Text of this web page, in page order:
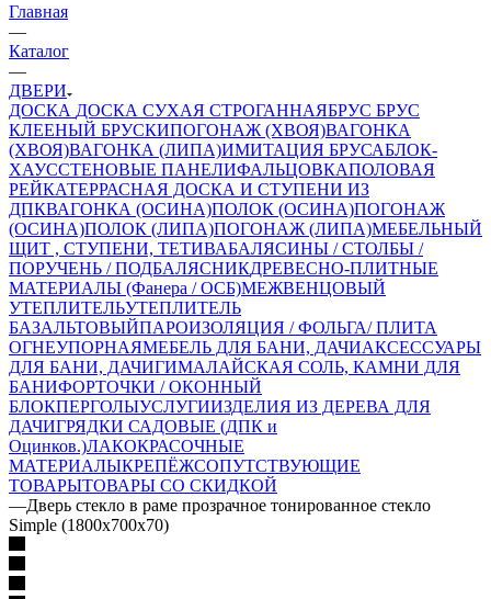
Главная
—
Каталог
—
ДВЕРИ
ДОСКА ДОСКА СУХАЯ СТРОГАННАЯБРУС БРУС
КЛЕЕНЫЙ БРУСКИПОГОНАЖ (ХВОЯ)ВАГОНКА
(ХВОЯ)ВАГОНКА (ЛИПА)ИМИТАЦИЯ БРУСАБЛОК-
ХАУССТЕНОВЫЕ ПАНЕЛИФАЛЬЦОВКАПОЛОВАЯ
РЕЙКАТЕРРАСНАЯ ДОСКА И СТУПЕНИ ИЗ
ДПКВАГОНКА (ОСИНА)ПОЛОК (ОСИНА)ПОГОНАЖ
(ОСИНА)ПОЛОК (ЛИПА)ПОГОНАЖ (ЛИПА)МЕБЕЛЬНЫЙ
ЩИТ , СТУПЕНИ, ТЕТИВАБАЛЯСИНЫ / СТОЛБЫ /
ПОРУЧЕНЬ / ПОДБАЛЯСНИКДРЕВЕСНО-ПЛИТНЫЕ
МАТЕРИАЛЫ (Фанера / ОСБ)МЕЖВЕНЦОВЫЙ
УТЕПЛИТЕЛЬУТЕПЛИТЕЛЬ
БАЗАЛЬТОВЫЙПАРОИЗОЛЯЦИЯ / ФОЛЬГА/ ПЛИТА
ОГНЕУПОРНАЯМЕБЕЛЬ ДЛЯ БАНИ, ДАЧИАКСЕССУАРЫ
ДЛЯ БАНИ, ДАЧИГИМАЛАЙСКАЯ СОЛЬ, КАМНИ ДЛЯ
БАНИФОРТОЧКИ / ОКОННЫЙ
БЛОКПЕРГОЛЫУСЛУГИИЗДЕЛИЯ ИЗ ДЕРЕВА ДЛЯ
ДАЧИГРЯДКИ САДОВЫЕ (ДПК и
Оцинков.)ЛАКОКРАСОЧНЫЕ
МАТЕРИАЛЫКРЕПЁЖСОПУТСТВУЮЩИЕ
ТОВАРЫТОВАРЫ СО СКИДКОЙ
—Дверь стекло в раме прозрачное тонированное стекло
Simple (1800х700х70)